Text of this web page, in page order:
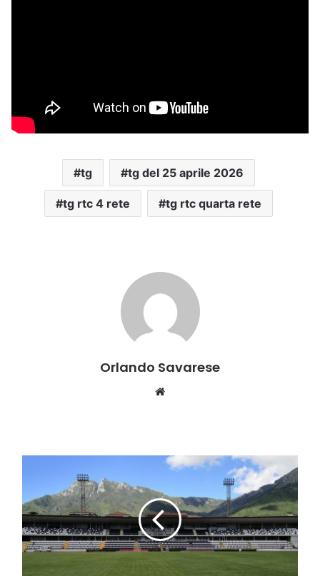
tg tg del 25 aprile 2026
tg rtc 4 rete tg rtc quarta rete
Orlando Savarese
domani
al
"Lamberti"
contro
il
Cosenza